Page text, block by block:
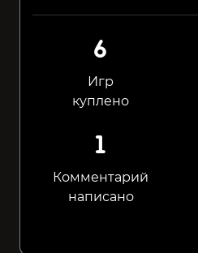
6
Игр
куплено
1
Комментарий
написано